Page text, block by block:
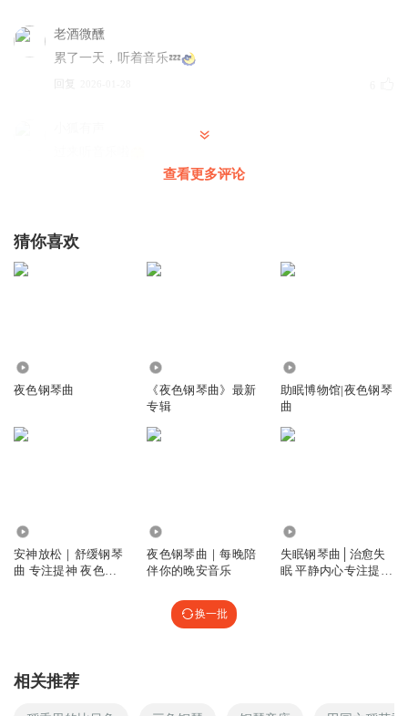
老酒微醺
累了一天，听着音乐💤
回复
听赵老师的钢琴曲，还是一如既往地清新舒服悠远
谢谢老师的大爱分享，这样的港湾宁静而坚实
回复 2026-02-06 2
每一首都是经典曲目，治愈人心！
杜先森_su
查看更多评论
猜你喜欢
夜色钢琴曲
《夜色钢琴曲》最新
专辑
助眠博物馆|夜色钢琴
曲
安神放松｜舒缓钢琴
曲 专注提神 夜色钢
夜色钢琴曲｜每晚陪
伴你的晚安音乐
失眠钢琴曲│治愈失
眠 平静内心专注提神
换一批
相关推荐